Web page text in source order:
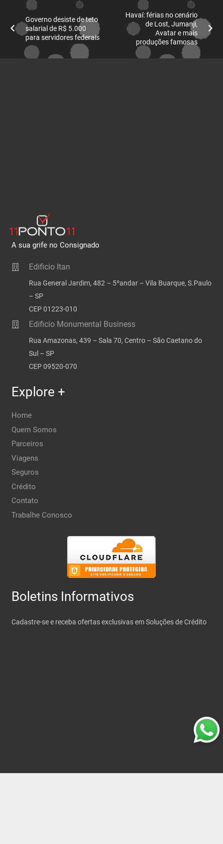
Governo desiste de teto
salarial de R$ 5.000
para servidores federais
Havaí: férias no cenário
de Lost, Jumanji,
Avatar e mais
produções famosas
A sua grife no Consignado
Edificio Itan
Rua General Jardim, 482 – 5ºandar – Vila Buarque, S.Paulo
– SP
CEP 01223-010
Edificio Monumental Business
Rua Amazonas, 439 – Sala 70, Centro – São Caetano do
Sul – SP
CEP 09520-070
Explore +
Home
Quem Somos
Parceiros
Viagens
Seguros
Crédito
Contato
Trabalhe Conosco
Boletins Informativos
Cadastre-se e receba ofertas exclusivas em Soluções de Crédito